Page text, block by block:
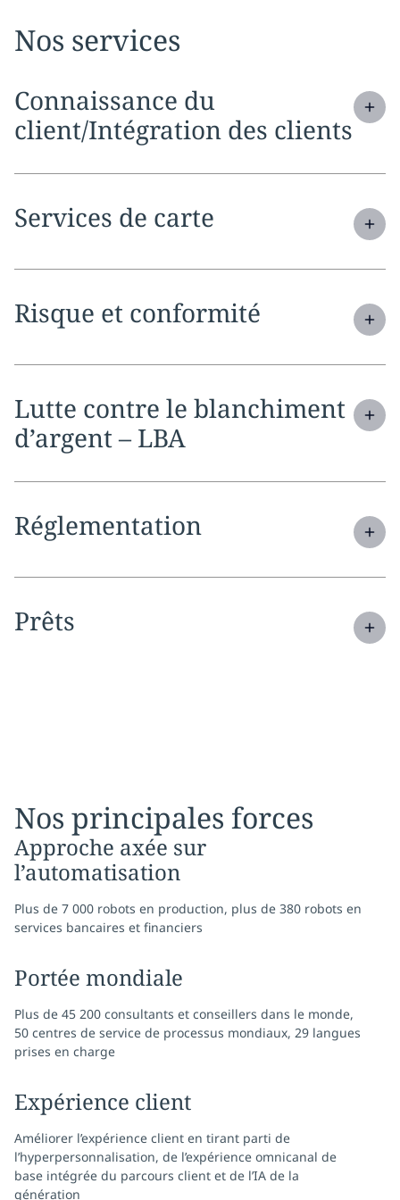
Nos services
Expandservice section:
Connaissance du
client/Intégration des clients
Expandservice section:
Services de carte
Expandservice section:
Risque et conformité
Expandservice section:
Lutte contre le blanchiment
d’argent – LBA
Expandservice section:
Réglementation
Expand
Prêts
Nos principales forces
Approche axée sur
l’automatisation
Plus de 7 000 robots en production, plus de 380 robots en
services bancaires et financiers
Portée mondiale
Plus de 45 200 consultants et conseillers dans le monde,
50 centres de service de processus mondiaux, 29 langues
prises en charge
Expérience client
Améliorer l’expérience client en tirant parti de
l’hyperpersonnalisation, de l’expérience omnicanal de
base intégrée du parcours client et de l’IA de la
génération